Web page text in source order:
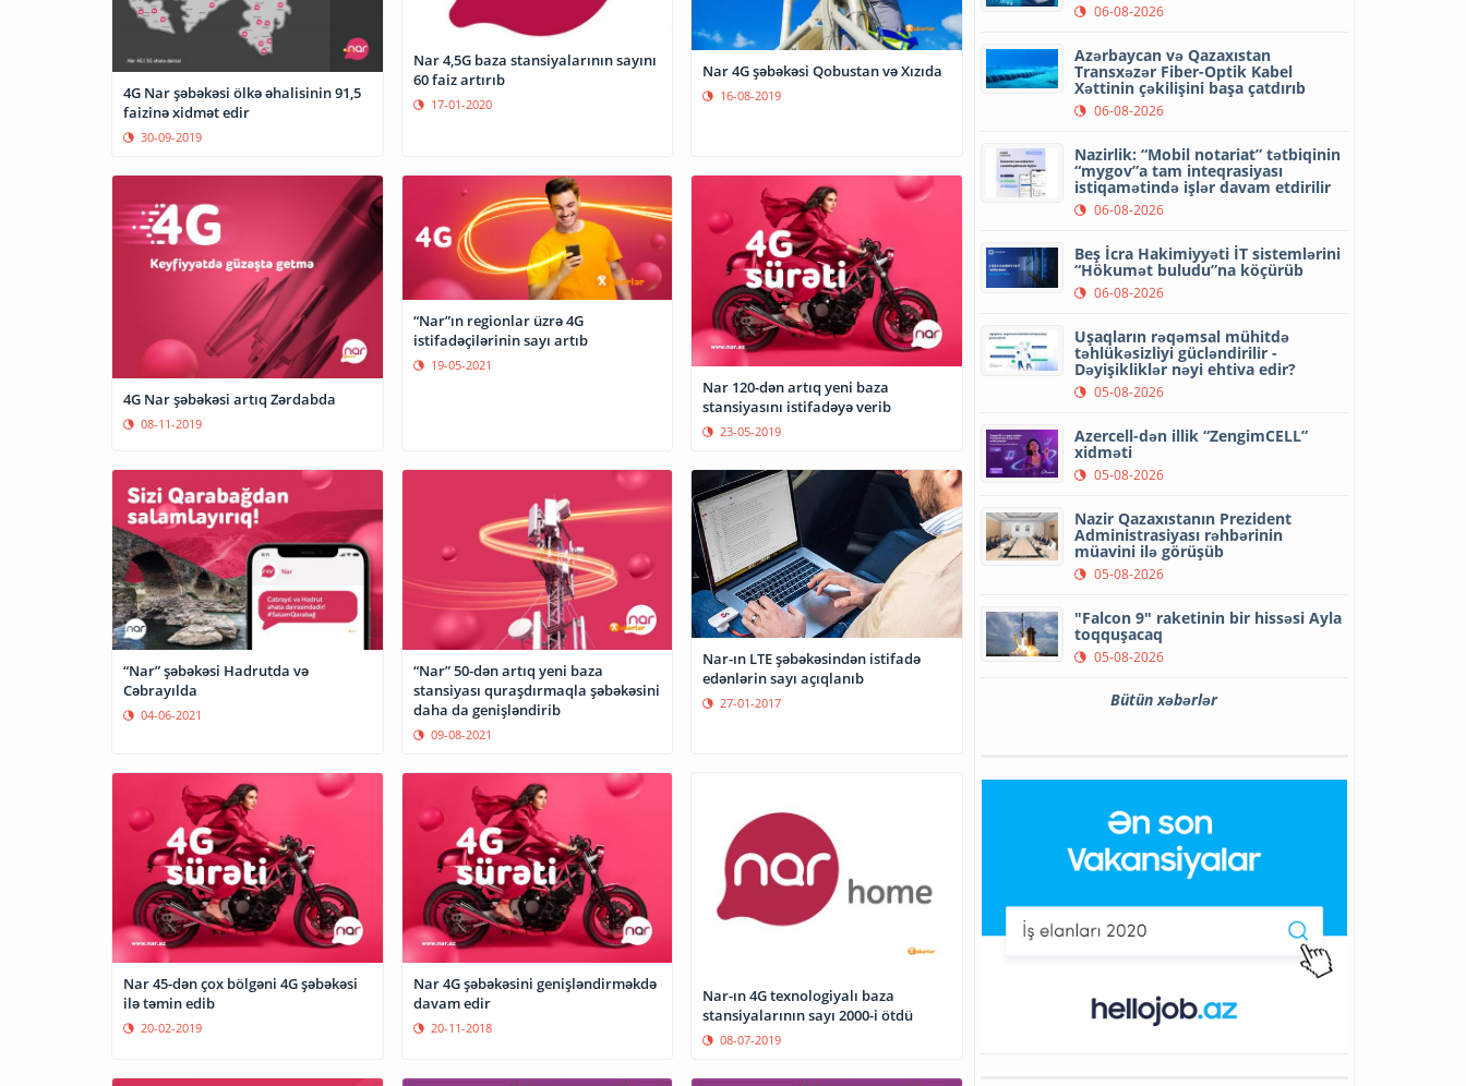
4G Nar şəbəkəsi ölkə əhalisinin 91,5
faizinə xidmət edir
30-09-2019
Nar 4,5G baza stansiyalarının sayını
60 faiz artırıb
17-01-2020
Nar 4G şəbəkəsi Qobustan və Xızıda
16-08-2019
4G Nar şəbəkəsi artıq Zərdabda
08-11-2019
“Nar”ın regionlar üzrə 4G
istifadəçilərinin sayı artıb
19-05-2021
Nar 120-dən artıq yeni baza
stansiyasını istifadəyə verib
23-05-2019
“Nar” şəbəkəsi Hadrutda və
Cəbrayılda
04-06-2021
“Nar” 50-dən artıq yeni baza
stansiyası quraşdırmaqla şəbəkəsini
daha da genişləndirib
09-08-2021
Nar-ın LTE şəbəkəsindən istifadə
edənlərin sayı açıqlanıb
27-01-2017
Nar 45-dən çox bölgəni 4G şəbəkəsi
ilə təmin edib
20-02-2019
Nar 4G şəbəkəsini genişləndirməkdə
davam edir
20-11-2018
Nar-ın 4G texnologiyalı baza
stansiyalarının sayı 2000-i ötdü
08-07-2019
06-08-2026
Azərbaycan və Qazaxıstan
Transxəzər Fiber-Optik Kabel
Xəttinin çəkilişini başa çatdırıb
06-08-2026
Nazirlik: “Mobil notariat” tətbiqinin
“mygov”a tam inteqrasiyası
istiqamətində işlər davam etdirilir
06-08-2026
Beş İcra Hakimiyyəti İT sistemlərini
“Hökumət buludu”na köçürüb
06-08-2026
Uşaqların rəqəmsal mühitdə
təhlükəsizliyi gücləndirilir -
Dəyişikliklər nəyi ehtiva edir?
05-08-2026
Azercell-dən illik “ZengimCELL”
xidməti
05-08-2026
Nazir Qazaxıstanın Prezident
Administrasiyası rəhbərinin
müavini ilə görüşüb
05-08-2026
"Falcon 9" raketinin bir hissəsi Ayla
toqquşacaq
05-08-2026
Bütün xəbərlər